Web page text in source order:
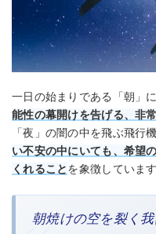
一日の始まりである「朝」
能性の幕開けを告げる、非
「夜」の闇の中を飛ぶ飛行
い不安の中にいても、希望
くれることを象徴しています
朝焼けの空を裂く